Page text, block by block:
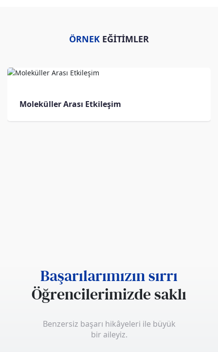
ÖRNEK EĞİTİMLER
Moleküller Arası Etkileşim
Başarılarımızın sırrı
Öğrencilerimizde saklı
Benzersiz başarı hikâyeleri ile büyük
bir aileyiz.